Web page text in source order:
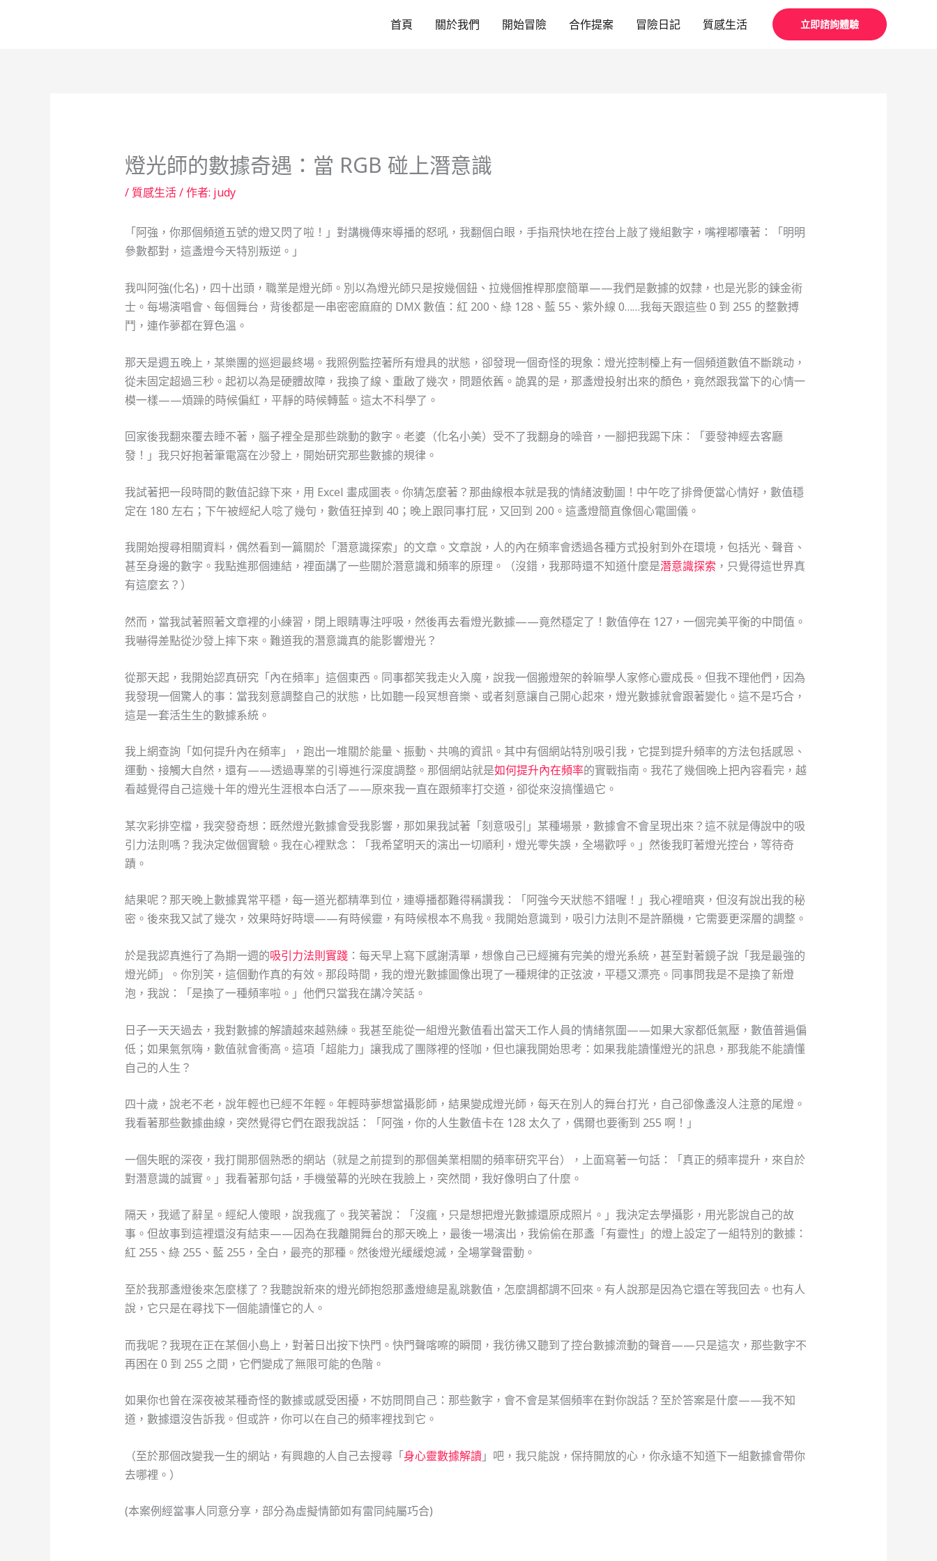
首頁 關於我們 開始冒險 合作提案 冒險日記 質感生活 立即諮詢體驗
燈光師的數據奇遇：當 RGB 碰上潛意識
/ 質感生活/ 作者: judy
「阿強，你那個頻道五號的燈又閃了啦！」對講機傳來導播的怒吼，我翻個白眼，手指飛快地在控台上敲了幾組數字，嘴裡嘟囔著：「明明
參數都對，這盞燈今天特別叛逆。」
我叫阿強(化名)，四十出頭，職業是燈光師。別以為燈光師只是按幾個鈕、拉幾個推桿那麼簡單——我們是數據的奴隸，也是光影的鍊金術
士。每場演唱會、每個舞台，背後都是一串密密麻麻的 DMX 數值：紅 200、綠 128、藍 55、紫外線 0……我每天跟這些 0 到 255 的整數搏
鬥，連作夢都在算色溫。
那天是週五晚上，某樂團的巡迴最終場。我照例監控著所有燈具的狀態，卻發現一個奇怪的現象：燈光控制檯上有一個頻道數值不斷跳动，
從未固定超過三秒。起初以為是硬體故障，我換了線、重啟了幾次，問題依舊。詭異的是，那盞燈投射出來的顏色，竟然跟我當下的心情一
模一樣——煩躁的時候偏紅，平靜的時候轉藍。這太不科學了。
回家後我翻來覆去睡不著，腦子裡全是那些跳動的數字。老婆（化名小美）受不了我翻身的噪音，一腳把我踢下床：「要發神經去客廳
發！」我只好抱著筆電窩在沙發上，開始研究那些數據的規律。
我試著把一段時間的數值記錄下來，用 Excel 畫成圖表。你猜怎麼著？那曲線根本就是我的情緒波動圖！中午吃了排骨便當心情好，數值穩
定在 180 左右；下午被經紀人唸了幾句，數值狂掉到 40；晚上跟同事打屁，又回到 200。這盞燈簡直像個心電圖儀。
我開始搜尋相關資料，偶然看到一篇關於「潛意識探索」的文章。文章說，人的內在頻率會透過各種方式投射到外在環境，包括光、聲音、
甚至身邊的數字。我點進那個連結，裡面講了一些關於潛意識和頻率的原理。（沒錯，我那時還不知道什麼是潛意識探索 ，只覺得這世界真
有這麼玄？）
然而，當我試著照著文章裡的小練習，閉上眼睛專注呼吸，然後再去看燈光數據——竟然穩定了！數值停在 127，一個完美平衡的中間值。
我嚇得差點從沙發上摔下來。難道我的潛意識真的能影響燈光？
從那天起，我開始認真研究「內在頻率」這個東西。同事都笑我走火入魔，說我一個搬燈架的幹嘛學人家修心靈成長。但我不理他們，因為
我發現一個驚人的事：當我刻意調整自己的狀態，比如聽一段冥想音樂、或者刻意讓自己開心起來，燈光數據就會跟著變化。這不是巧合，
這是一套活生生的數據系統。
我上網查詢「如何提升內在頻率」，跑出一堆關於能量、振動、共鳴的資訊。其中有個網站特別吸引我，它提到提升頻率的方法包括感恩、
運動、接觸大自然，還有——透過專業的引導進行深度調整。那個網站就是如何提升內在頻率的實戰指南。我花了幾個晚上把內容看完，越
看越覺得自己這幾十年的燈光生涯根本白活了——原來我一直在跟頻率打交道，卻從來沒搞懂過它。
某次彩排空檔，我突發奇想：既然燈光數據會受我影響，那如果我試著「刻意吸引」某種場景，數據會不會呈現出來？這不就是傳說中的吸
引力法則嗎？我決定做個實驗。我在心裡默念：「我希望明天的演出一切順利，燈光零失誤，全場歡呼。」然後我盯著燈光控台，等待奇
蹟。
結果呢？那天晚上數據異常平穩，每一道光都精準到位，連導播都難得稱讚我：「阿強今天狀態不錯喔！」我心裡暗爽，但沒有說出我的秘
密。後來我又試了幾次，效果時好時壞——有時候靈，有時候根本不鳥我。我開始意識到，吸引力法則不是許願機，它需要更深層的調整。
於是我認真進行了為期一週的吸引力法則實踐：每天早上寫下感謝清單，想像自己已經擁有完美的燈光系統，甚至對著鏡子說「我是最強的
燈光師」。你別笑，這個動作真的有效。那段時間，我的燈光數據圖像出現了一種規律的正弦波，平穩又漂亮。同事問我是不是換了新燈
泡，我說：「是換了一種頻率啦。」他們只當我在講冷笑話。
日子一天天過去，我對數據的解讀越來越熟練。我甚至能從一組燈光數值看出當天工作人員的情緒氛圍——如果大家都低氣壓，數值普遍偏
低；如果氣氛嗨，數值就會衝高。這項「超能力」讓我成了團隊裡的怪咖，但也讓我開始思考：如果我能讀懂燈光的訊息，那我能不能讀懂
自己的人生？
四十歲，說老不老，說年輕也已經不年輕。年輕時夢想當攝影師，結果變成燈光師，每天在別人的舞台打光，自己卻像盞沒人注意的尾燈。
我看著那些數據曲線，突然覺得它們在跟我說話：「阿強，你的人生數值卡在 128 太久了，偶爾也要衝到 255 啊！」
一個失眠的深夜，我打開那個熟悉的網站（就是之前提到的那個美業相關的頻率研究平台），上面寫著一句話：「真正的頻率提升，來自於
對潛意識的誠實。」我看著那句話，手機螢幕的光映在我臉上，突然間，我好像明白了什麼。
隔天，我遞了辭呈。經紀人傻眼，說我瘋了。我笑著說：「沒瘋，只是想把燈光數據還原成照片。」我決定去學攝影，用光影說自己的故
事。但故事到這裡還沒有結束——因為在我離開舞台的那天晚上，最後一場演出，我偷偷在那盞「有靈性」的燈上設定了一組特別的數據：
紅 255、綠 255、藍 255，全白，最亮的那種。然後燈光緩緩熄滅，全場掌聲雷動。
至於我那盞燈後來怎麼樣了？我聽說新來的燈光師抱怨那盞燈總是亂跳數值，怎麼調都調不回來。有人說那是因為它還在等我回去。也有人
說，它只是在尋找下一個能讀懂它的人。
而我呢？我現在正在某個小島上，對著日出按下快門。快門聲喀嚓的瞬間，我彷彿又聽到了控台數據流動的聲音——只是這次，那些數字不
再困在 0 到 255 之間，它們變成了無限可能的色階。
如果你也曾在深夜被某種奇怪的數據或感受困擾，不妨問問自己：那些數字，會不會是某個頻率在對你說話？至於答案是什麼——我不知
道，數據還沒告訴我。但或許，你可以在自己的頻率裡找到它。
（至於那個改變我一生的網站，有興趣的人自己去搜尋「身心靈數據解讀 」吧，我只能說，保持開放的心，你永遠不知道下一組數據會帶你
去哪裡。）
(本案例經當事人同意分享，部分為虛擬情節如有雷同純屬巧合)